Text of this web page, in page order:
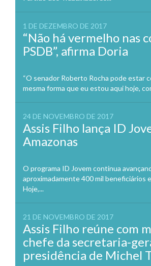
1 DE DEZEMBRO DE 2017
“Não há vermelho nas
PSDB”, afirma Doria
“O senador Roberto Rocha pode estar
mesma forma que eu estou aqui hoje,
24 DE NOVEMBRO DE 2017
Assis Filho lança ID
Amazonas
O programa ID Jovem continua
aproximadamente 400 mil beneficiários
Hoje,...
21 DE NOVEMBRO DE 2017
Assis Filho reúne com
chefe da secretaria-
presidência de Michel